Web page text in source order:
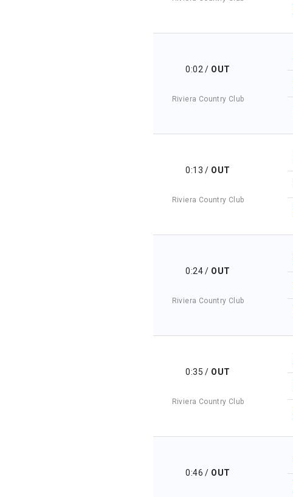
0:02 / OUT
Riviera Country Club
0:13 / OUT
Riviera Country Club
0:24/ OUT
Riviera Country Club
0:35 / OUT
Riviera Country Club
0:46 / OUT